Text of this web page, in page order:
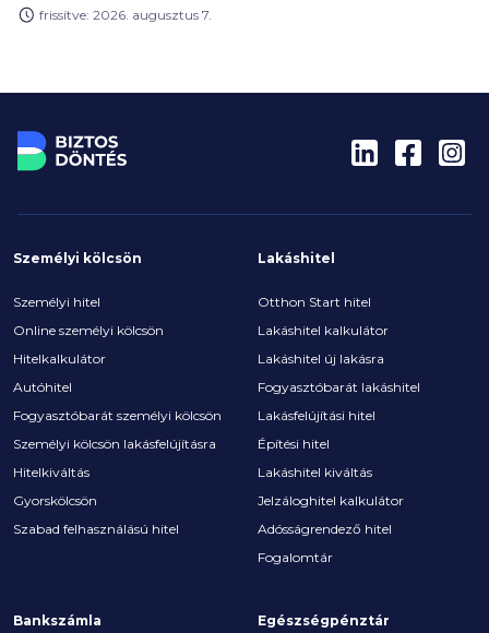
vevőnek továbbra is ezek jelentik a leginkább
frissítve: 2026. augusztus 7.
Személyi kölcsön
Személyi hitel
Online személyi kölcsön
Hitelkalkulátor
Autóhitel
Fogyasztóbarát személyi kölcsön
Személyi kölcsön lakásfelújításra
Hitelkiváltás
Gyorskölcsön
Szabad felhasználású hitel
Lakáshitel
Otthon Start hitel
Lakáshitel kalkulátor
Lakáshitel új lakásra
Fogyasztóbarát lakáshitel
Lakásfelújítási hitel
Építési hitel
Lakáshitel kiváltás
Jelzáloghitel kalkulátor
Adósságrendező hitel
Fogalomtár
Bankszámla Egészségpénztár